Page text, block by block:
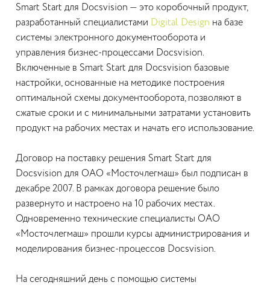
Smart Start для Docsvision — это коробочный продукт,
разработанный специалистами Digital Design на базе
системы электронного документооборота и
управления бизнес-процессами Docsvision.
Включенные в Smart Start для Docsvision базовые
настройки, основанные на методике построения
оптимальной схемы документооборота, позволяют в
сжатые сроки и с минимальными затратами установить
продукт на рабочих местах и начать его использование.
Договор на поставку решения Smart Start для
Docsvision для ОАО «Мосточлегмаш» был подписан в
декабре 2007. В рамках договора решение было
развернуто и настроено на 10 рабочих местах.
Одновременно технические специалисты ОАО
«Мосточлегмаш» прошли курсы администрирования и
моделирования бизнес-процессов Docsvision.
На сегодняшний день с помощью системы